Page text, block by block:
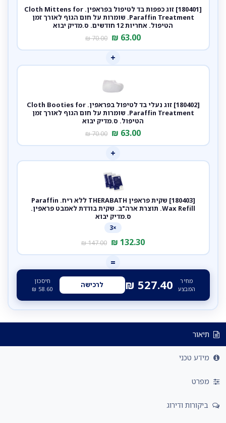
[180401] זוג כפפות בד לטיפול בפראפין. Cloth Mittens for
Paraffin Treatment. שומרות על חום הגוף לאורך זמן
הטיפול. אחריות 12 חודשים. ס.מדיק יבוא
63.00
₪
70.00
₪
+
[180402] זוג נעלי בד לטיפול בפראפין. Cloth Booties for
Paraffin Treatment. שומרות על חום הגוף לאורך זמן
הטיפול. ס.מדיק יבוא
63.00
₪
70.00
₪
+
[180403] שקית פראפין THERABATH ללא ריח. Paraffin
Wax Refill. תוצרת ארה"ב. שקית בודדת לאמבט פראפין.
ס.מדיק יבוא
×3
132.30
₪
147.00
₪
=
מחיר
המבצע
527.40
₪ לרכישה
חיסכון
58.60
₪
תיאור
מידע טכני
מפרט
ביקורות ודירוג